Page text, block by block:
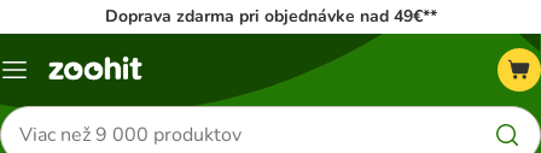
Doprava zdarma pri objednávke nad 49€**
Kategórie
Hľadať
produkty